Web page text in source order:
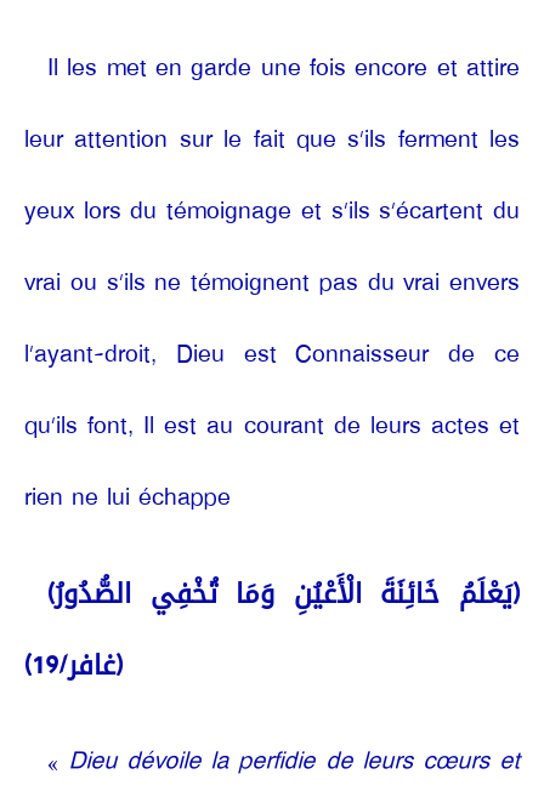
Il les met en garde une fois encore et attire
leur attention sur le fait que s’ils ferment les
yeux lors du témoignage et s’ils s’écartent du
vrai ou s’ils ne témoignent pas du vrai envers
l’ayant-droit, Dieu est Connaisseur de ce
qu’ils font, Il est au courant de leurs actes et
rien ne lui échappe
(يَعْلَمُ خَائِنَةَ الْأَعْيُنِ وَمَا تُخْفِي الصُّدُورُ)
(غافر/19)
« Dieu dévoile la perfidie de leurs cœurs et